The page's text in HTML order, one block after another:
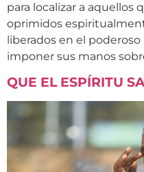
para localizar a aquellos
oprimidos
liberados en el
imponer sus manos
QUE EL ESPÍRITU